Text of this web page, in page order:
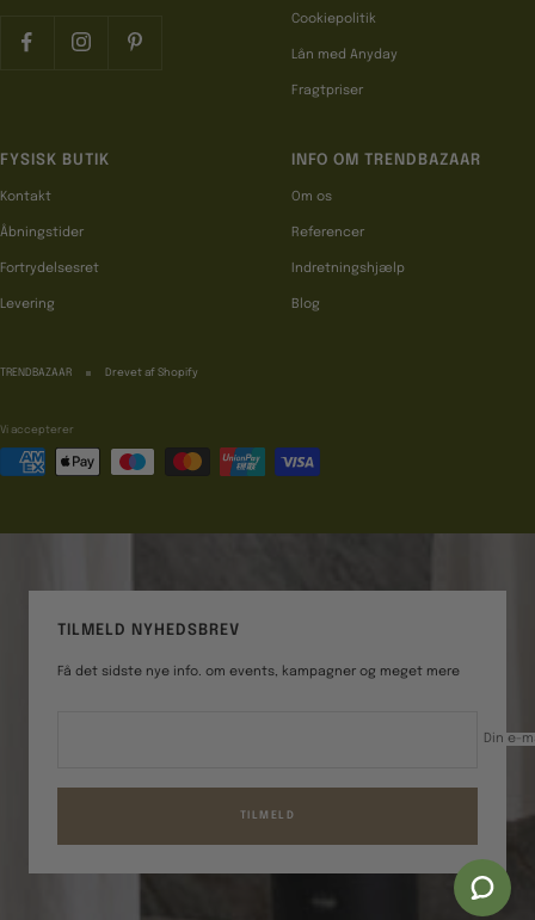
Cookiepolitik
Lån med Anyday
Fragtpriser
FYSISK BUTIK
Kontakt
Åbningstider
Fortrydelsesret
Levering
INFO OM TRENDBAZAAR
Om os
Referencer
Indretningshjælp
Blog
TRENDBAZAAR Drevet af Shopify
Vi accepterer
TILMELD NYHEDSBREV
Få det sidste nye info. om events, kampagner og meget mere
Din e-
TILMELD